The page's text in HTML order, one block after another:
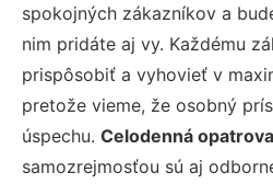
spokojných zákazníkov a
nim pridáte aj vy. Každému
prispôsobiť a vyhovieť v
pretože vieme, že osobný
úspechu. Celodenná
samozrejmosťou sú aj